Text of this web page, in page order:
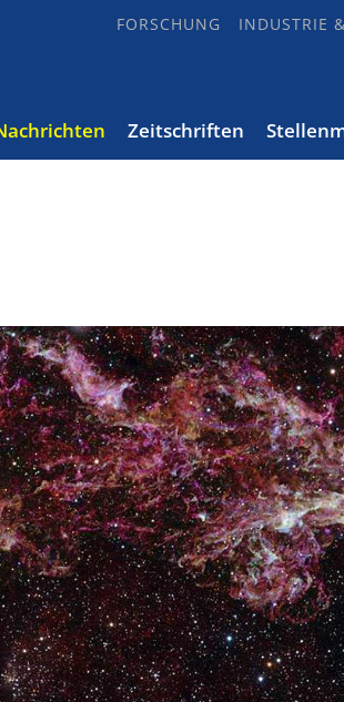
FORSCHUNG INDUSTRIE
Zeitschriften